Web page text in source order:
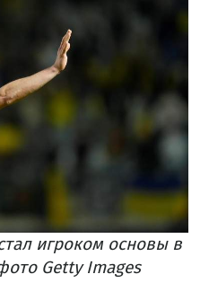
игроком основы в
Getty Images